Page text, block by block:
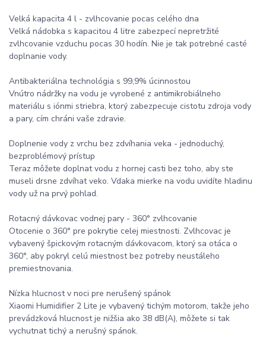
Velká kapacita 4 l - zvlhcovanie pocas celého dna
Velká nádobka s kapacitou 4 litre zabezpecí nepretržité
zvlhcovanie vzduchu pocas 30 hodín. Nie je tak potrebné casté
doplnanie vody.
Antibakteriálna technológia s 99,9% úcinnostou
Vnútro nádržky na vodu je vyrobené z antimikrobiálneho
materiálu s iónmi striebra, ktorý zabezpecuje cistotu zdroja vody
a pary, cím chráni vaše zdravie.
Doplnenie vody z vrchu bez zdvíhania veka - jednoduchý,
bezproblémový prístup
Teraz môžete doplnat vodu z hornej casti bez toho, aby ste
museli drsne zdvíhat veko. Vdaka mierke na vodu uvidíte hladinu
vody už na prvý pohlad.
Rotacný dávkovac vodnej pary - 360° zvlhcovanie
Otocenie o 360° pre pokrytie celej miestnosti. Zvlhcovac je
vybavený špickovým rotacným dávkovacom, ktorý sa otáca o
360°, aby pokryl celú miestnost bez potreby neustáleho
premiestnovania.
Nízka hlucnost v noci pre nerušený spánok
Xiaomi Humidifier 2 Lite je vybavený tichým motorom, takže jeho
prevádzková hlucnost je nižšia ako 38 dB(A), môžete si tak
vychutnat tichý a nerušný spánok.